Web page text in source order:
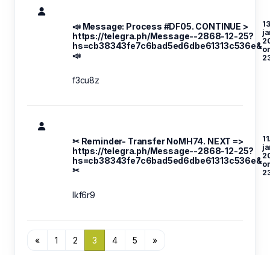
📣 Message: Process #DF05. CONTINUE >
https://telegra.ph/Message--2868-12-25?
hs=cb38343fe7c6bad5ed6dbe61313c536e&
📣
f3cu8z
✂ Reminder- Transfer NoMH74. NEXT =>
https://telegra.ph/Message--2868-12-25?
hs=cb38343fe7c6bad5ed6dbe61313c536e&
✂
lkf6r9
« 1 2 3 4 5 »